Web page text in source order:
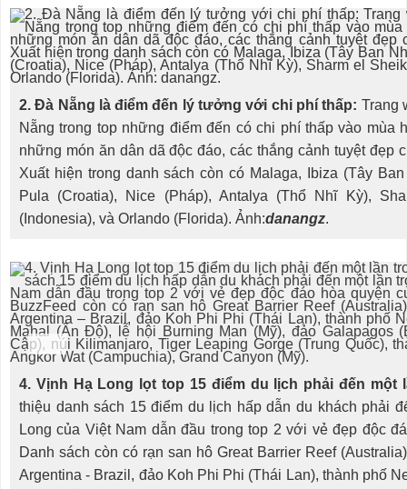
2. Đà Nẵng là điểm đến lý tưởng với chi phí thấp: Trang
Nẵng trong top những điểm đến có chi phí thấp vào mùa
những món ăn dân dã độc đáo, các thắng cảnh tuyệt đẹp
Xuất hiện trong danh sách còn có Malaga, Ibiza (Tây
Pula (Croatia), Nice (Pháp), Antalya (Thổ Nhĩ Kỳ),
(Indonesia), và Orlando (Florida). Ảnh:danangz.
4. Vịnh Hạ Long lọt top 15 điểm du lịch phải đến một
thiệu danh sách 15 điểm du lịch hấp dẫn du khách phải
Long của Việt Nam dẫn đầu trong top 2 với vẻ đẹp độc
Danh sách còn có rạn san hô Great Barrier Reef
Argentina - Brazil, đảo Koh Phi Phi (Thái Lan), thành phố